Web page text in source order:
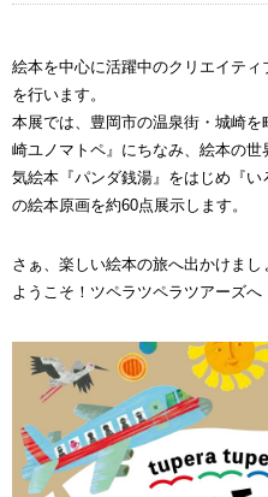
絵本を中心に活躍中のクリエイテ
を行います。
本展では、豊岡市の温泉街・城崎
崎ユノマトペ』にちなみ、絵本の
気絵本『パンダ銭湯』をはじめ『
の絵本原画を約60点展示します。
さぁ、楽しい絵本の旅へ出かけまし
ようこそ！ツペラツペラツアーズへ